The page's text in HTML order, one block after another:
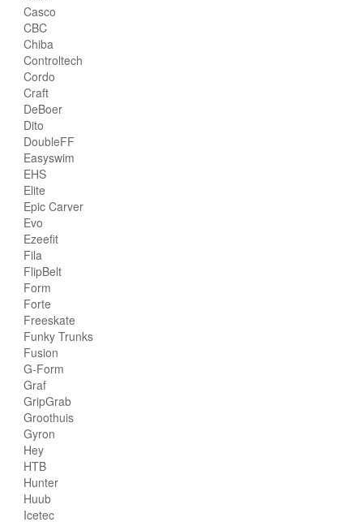
Casco
CBC
Chiba
Controltech
Cordo
Craft
DeBoer
Dito
DoubleFF
Easyswim
EHS
Elite
Epic Carver
Evo
Ezeefit
Fila
FlipBelt
Form
Forte
Freeskate
Funky Trunks
Fusion
G-Form
Graf
GripGrab
Groothuis
Gyron
Hey
HTB
Hunter
Huub
Icetec